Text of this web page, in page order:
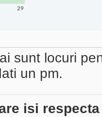
29
sunt locuri
un pm.
isi